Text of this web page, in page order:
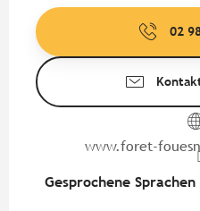
02
www.foret-
Gesprochene Sprachen
Gesprochene Sprachen